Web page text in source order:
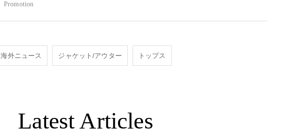
Promotion
海外ニュース ジャケット/アウター トップス
Latest Articles